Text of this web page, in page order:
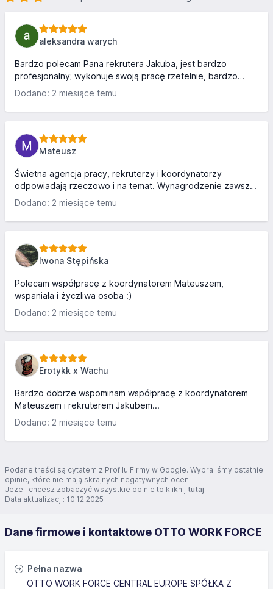
aleksandra warych
Bardzo polecam Pana rekrutera Jakuba, jest bardzo
profesjonalny; wykonuje swoją pracę rzetelnie, bardzo
przyjemny, serdeczny i pomocny człowiek. Otto work to
dobre miejsce do znalezienia pracy, szczególnie z Panem
Jakubem na pokładzie!!
Dodano: 2 miesiące temu
Mateusz
Świetna agencja pracy, rekruterzy i koordynatorzy
odpowiadają rzeczowo i na temat. Wynagrodzenie zawsze
na czas.
Dodano: 2 miesiące temu
Iwona Stępińska
Polecam współpracę z koordynatorem Mateuszem,
wspaniała i życzliwa osoba :)
Dodano: 2 miesiące temu
Erotykk x Wachu
Bardzo dobrze wspominam współpracę z koordynatorem
Mateuszem i rekruterem Jakubem...
Dodano: 2 miesiące temu
Podane treści są cytatem z Profilu Firmy w Google. Wybraliśmy ostatnie
opinie, które nie mają skrajnych negatywnych ocen.
Jeżeli chcesz zobaczyć wszystkie opinie to kliknij tutaj.
Data aktualizacji: 10.12.2025
Dane firmowe i kontaktowe OTTO WORK FORCE
Pełna nazwa
OTTO WORK FORCE CENTRAL EUROPE SPÓŁKA Z